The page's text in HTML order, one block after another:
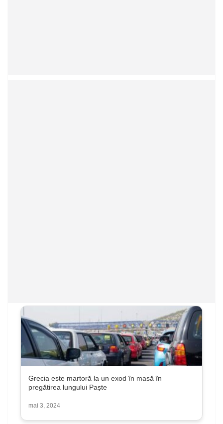
Grecia este martoră la un exod în masă în
pregătirea lungului Paște
mai 3, 2024